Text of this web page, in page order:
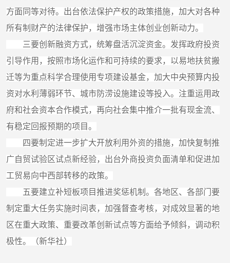
方面同等对待。出台依法保护产权的政策措施，加大对各种
所有制财产的法律保护，增强市场主体创业创新动力。
三要创新融资方式，统筹盘活沉淀资金。发挥政府投资
引导作用，按照市场化运作和可持续的要求，以易地扶贫搬
迁等为重点科学合理使用专项建设基金，加大中央预算内投
资对水利薄弱环节、城市防涝设施建设等投入。注重运用政
府和社会资本合作模式，再向社会集中推介一批有现金流、
有稳定回报预期的项目。
四要制定进一步扩大开放利用外资的措施，加快复制推
广自贸试验区试点新经验，出台外商投资负面清单和促进加
工贸易向中西部转移的政策。
五要建立补短板项目推进奖惩机制。各地区、各部门要
制定重大任务实施时间表，加强督查考核，对成效显著的地
区在重大政策、重要改革创新试点等方面给予倾斜，调动积
极性。（新华社）